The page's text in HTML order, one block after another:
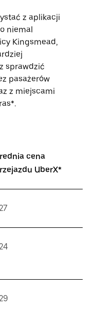
z aplikacji
niemal
Kingsmead,
sprawdzić
pasażerów
z miejscami
cena
UberX*